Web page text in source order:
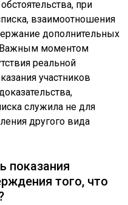
при
взаимоотношения
дополнительных
Важным моментом
реальной
участников
служила не для
другого вида
показания
того, что